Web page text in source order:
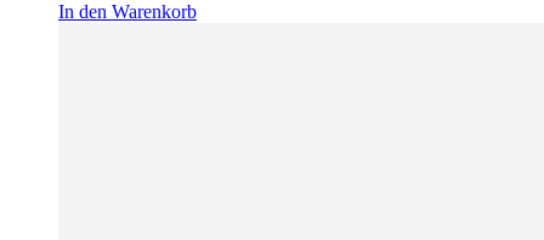
In den Warenkorb